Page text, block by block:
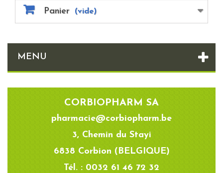
Panier (vide)
MENU
CORBIOPHARM SA
pharmacie@corbiopharm.be
3, Chemin du Stayi
6838 Corbion (BELGIQUE)
Tél. : 0032 61 46 72 32